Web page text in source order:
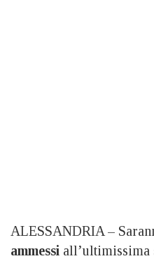
ALESSANDRIA –
ammessi all’ultimissima